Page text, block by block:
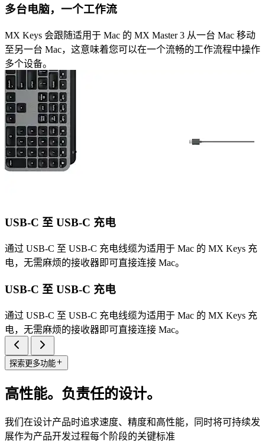
多台电脑，一个工作流
MX Keys 会跟随适用于 Mac 的 MX Master 3 从一台 Mac 移动
至另一台 Mac，这意味着您可以在一个流畅的工作流程中操作
多个设备。
USB-C 至 USB-C 充电
通过 USB-C 至 USB-C 充电线缆为适用于 Mac 的 MX Keys 充
电，无需麻烦的接收器即可直接连接 Mac。
USB-C 至 USB-C 充电
通过 USB-C 至 USB-C 充电线缆为适用于 Mac 的 MX Keys 充
电，无需麻烦的接收器即可直接连接 Mac。
探索更多功能
高性能。负责任的设计。
我们在设计产品时追求速度、精度和高性能，同时将可持续发
展作为产品开发过程每个阶段的关键标准